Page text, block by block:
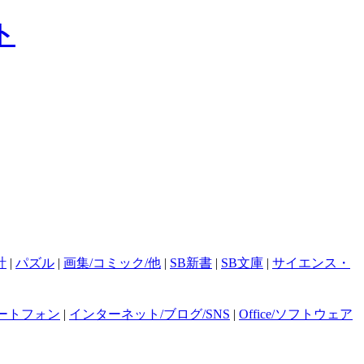
| パズル | 画集/コミック/他 | SB新書 | SB文庫 | サイエンス・
トフォン | インターネット/ブログ/SNS | Office/ソフトウェア